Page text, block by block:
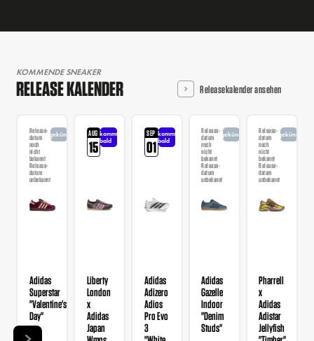
KOMMENDE SNEAKER
RELEASE KALENDER Releasekalender ansehen
Release-
datum
noch
nicht
bekannt
Release-
datum
unbekannt
angekündigt
Adidas
Superstar
"Valentine's
Day"
AUG
15
kommt
bald
Liberty
London
x
Adidas
Japan
SEP
01
kommt
bald
Adidas
Adizero
Adios
Pro Evo
3
Release-
datum
noch
nicht
bekannt
Release-
datum
unbekannt
angekündigt
Adidas
Gazelle
Indoor
"Denim
Studs"
Release-
datum
noch
nicht
bekannt
Release-
datum
unbekannt
angekündigt
Pharrell
x
Adidas
Adistar
Jellyfish